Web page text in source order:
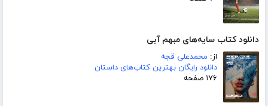
دانلود کتاب سایه‌های مبهم آبی
از: محمدعلی قجه
دانلود رایگان بهترین کتاب‌های داستان
۱۷۶ صفحه